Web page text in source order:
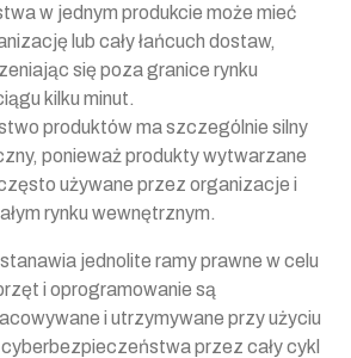
w jednym produkcie może mieć
lub cały łańcuch dostaw,
się poza granice rynku
kilku minut.
produktów ma szczególnie silny
ponieważ produkty wytwarzane
używane przez organizacje i
rynku wewnętrznym.
jednolite ramy prawne w celu
i oprogramowanie są
i utrzymywane przy użyciu
przez cały cykl